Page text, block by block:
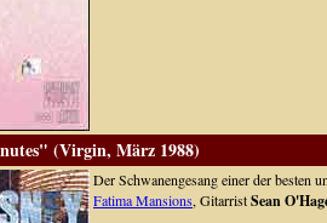
(Virgin, März 1988)
Der Schwanengesang einer der besten
Fatima Mansions, GitarristSean